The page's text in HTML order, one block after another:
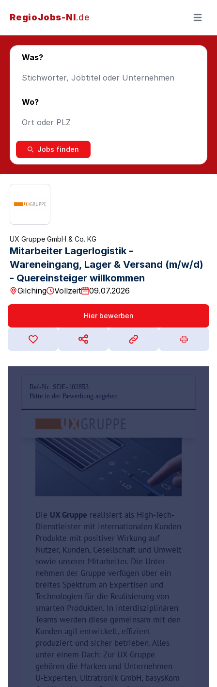
RegioJobs-NI.de Menü
Was?
Wo?
Jobs finden
UX Gruppe GmbH & Co. KG
Mitarbeiter Lagerlogistik -
Wareneingang, Lager & Versand (m/w/d)
- Quereinsteiger willkommen
Gilching Vollzeit 09.07.2026
Hier bewerben